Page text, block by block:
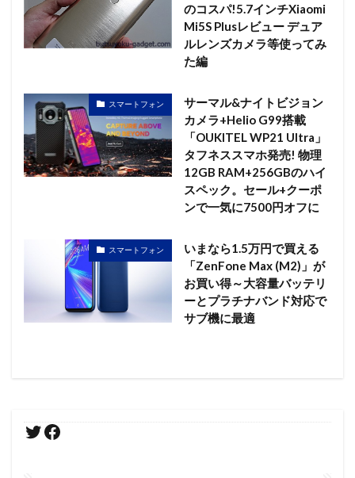
のコスパ!5.7インチXiaomi
Mi5S Plusレビュー デュア
ルレンズカメラ等使ってみ
た編
スマートフォン
サーマル&ナイトビジョン
カメラ+Helio G99搭載
「OUKITEL WP21 Ultra」
タフネススマホ発売! 物理
12GB RAM+256GBのハイ
スペック。セール+クーポ
ンで一気に7500円オフに
スマートフォン
いまなら1.5万円で買える
「ZenFone Max (M2)」が
お買い得～大容量バッテリ
ーとプラチナバンド対応で
サブ機に最適